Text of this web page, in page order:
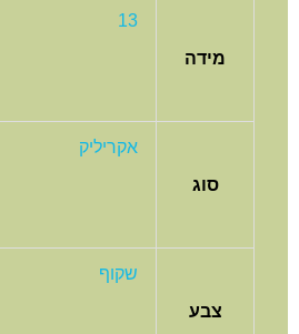
מידה
13
סוג
אקריליק
צבע
שקוף